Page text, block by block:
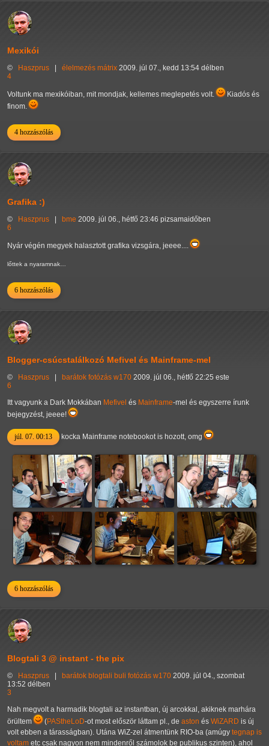
Mexikói
© Haszprus | élelmezés mátrix 2009. júl 07., kedd 13:54 délben
4
Voltunk ma mexikóiban, mit mondjak, kellemes meglepetés volt.
Kiadós és
finom.
4 hozzászólás
Grafika :)
© Haszprus | bme 2009. júl 06., hétfő 23:46 pizsamaidőben
6
Nyár végén megyek halasztott grafika vizsgára, jeeee....
lőttek a nyaramnak…
6 hozzászólás
Blogger-csúcstalálkozó Mefivel és Mainframe-mel
© Haszprus | barátok fotózás w170 2009. júl 06., hétfő 22:25 este
6
Itt vagyunk a Dark Mokkában Mefivel és Mainframe-mel és egyszerre írunk
bejegyzést, jeeee!
júl. 07. 00:13 kocka Mainframe notebookot is hozott, omg
6 hozzászólás
Blogtali 3 @ instant - the pix
© Haszprus barátok blogtali buli fotózás w170 2009. júl 04., szombat
13:52 délben
3
Nah megvolt a harmadik blogtali az instantban, új arcokkal, akiknek marhára
örültem
(PAStheLoD-ot most először láttam pl., de aston és WiZARD is új
volt ebben a tárasságban). Utána WiZ-zel átmentünk RIO-ba (amúgy tegnap is
voltam etc csak nagyon nem mindenről számolok be publikus szinten), ahol